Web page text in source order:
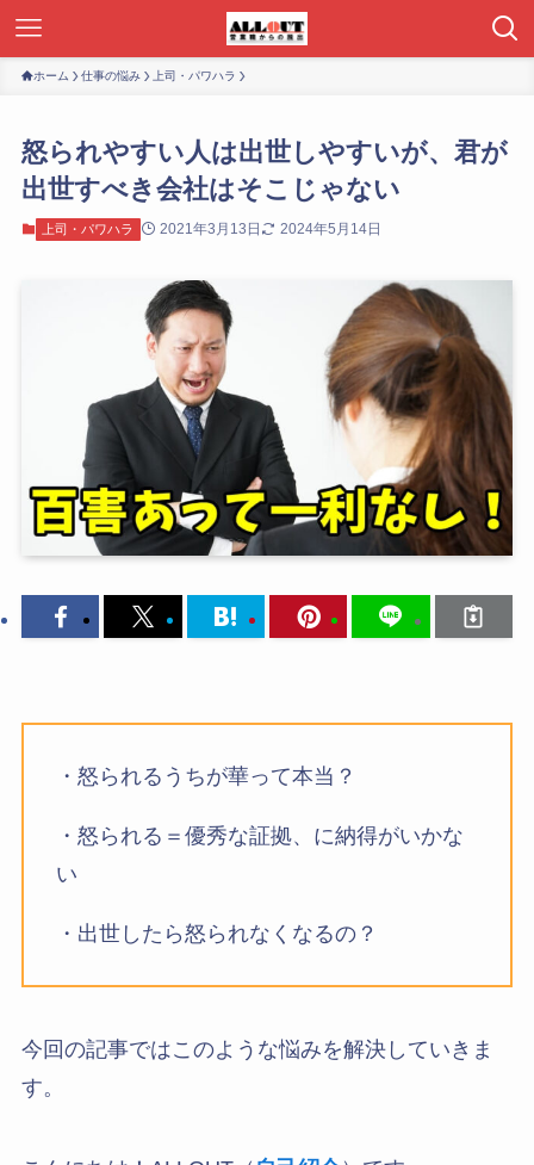
ホーム 仕事の悩み 上司・パワハラ
怒られやすい人は出世しやすいが、君が
出世すべき会社はそこじゃない
上司・パワハラ 2021年3月13日 2024年5月14日
・怒られるうちが華って本当？
・怒られる＝優秀な証拠、に納得がいかな
い
・出世したら怒られなくなるの？
今回の記事ではこのような悩みを解決していきま
す。